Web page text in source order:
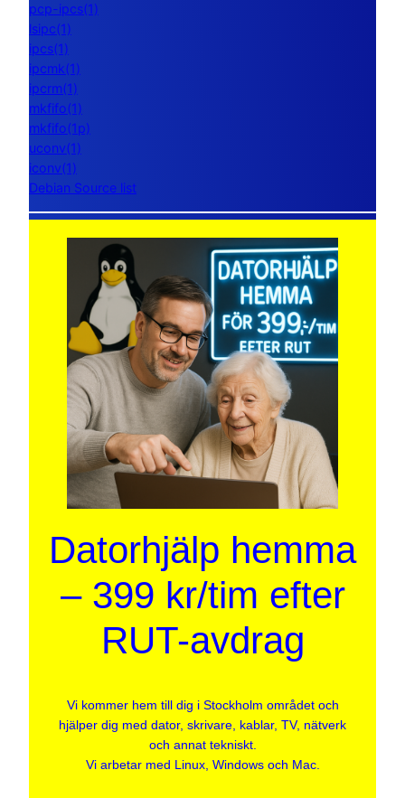
pcp-ipcs(1)
lsipc(1)
ipcs(1)
ipcmk(1)
ipcrm(1)
mkfifo(1)
mkfifo(1p)
uconv(1)
iconv(1)
Debian Source list
Datorhjälp hemma
– 399 kr/tim efter
RUT-avdrag
Vi kommer hem till dig i Stockholm området och
hjälper dig med dator, skrivare, kablar, TV, nätverk
och annat tekniskt.
Vi arbetar med Linux, Windows och Mac.